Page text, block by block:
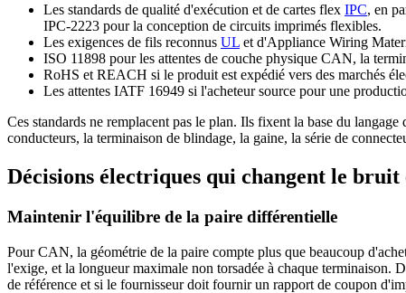
Les standards de qualité d'exécution et de cartes flex IPC, en
IPC-2223 pour la conception de circuits imprimés flexibles.
Les exigences de fils reconnus UL et d'Appliance Wiring
ISO 11898 pour les attentes de couche physique CAN, la
RoHS et REACH si le produit est expédié vers des marchés
Les attentes IATF 16949 si l'acheteur source pour une
Ces standards ne remplacent pas le plan. Ils fixent la base du
conducteurs, la terminaison de blindage, la gaine, la série de
Décisions électriques qui changent le
Maintenir l'équilibre de la paire différentielle
Pour CAN, la géométrie de la paire compte plus que beaucoup
l'exige, et la longueur maximale non torsadée à chaque terminaison.
de référence et si le fournisseur doit fournir un rapport de coupon